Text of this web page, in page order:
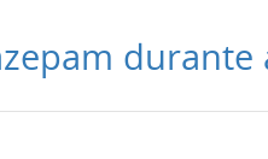
durante